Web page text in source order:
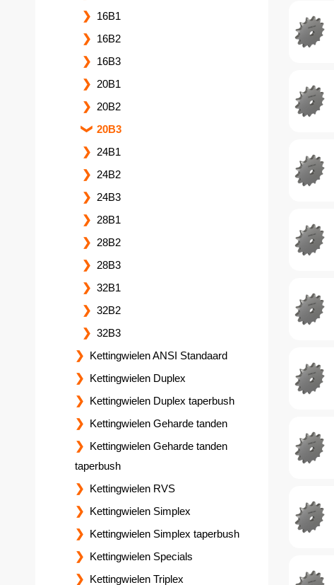
16B1
16B2
16B3
20B1
20B2
20B3
24B1
24B2
24B3
28B1
28B2
28B3
32B1
32B2
32B3
Kettingwielen ANSI Standaard
Kettingwielen Duplex
Kettingwielen Duplex taperbush
Kettingwielen Geharde tanden
Kettingwielen Geharde tanden
taperbush
Kettingwielen RVS
Kettingwielen Simplex
Kettingwielen Simplex taperbush
Kettingwielen Specials
Kettingwielen Triplex